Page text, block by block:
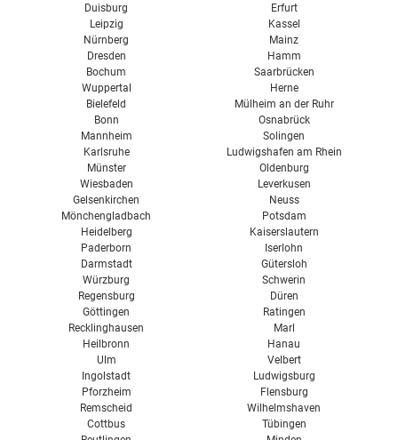
Südwest
Duisburg
Leipzig
Nürnberg
Dresden
Bochum
Wuppertal
Bielefeld
Bonn
Mannheim
Karlsruhe
Münster
Wiesbaden
Gelsenkirchen
Mönchengladbach
Erfurt
Kassel
Mainz
Hamm
Saarbrücken
Herne
Mülheim an der Ruhr
Osnabrück
Solingen
Ludwigshafen am Rhein
Oldenburg
Leverkusen
Neuss
Potsdam
Heidelberg
Paderborn
Darmstadt
Würzburg
Regensburg
Göttingen
Recklinghausen
Heilbronn
Ulm
Ingolstadt
Pforzheim
Remscheid
Cottbus
Kaiserslautern
Iserlohn
Gütersloh
Schwerin
Düren
Ratingen
Marl
Hanau
Velbert
Ludwigsburg
Flensburg
Wilhelmshaven
Tübingen